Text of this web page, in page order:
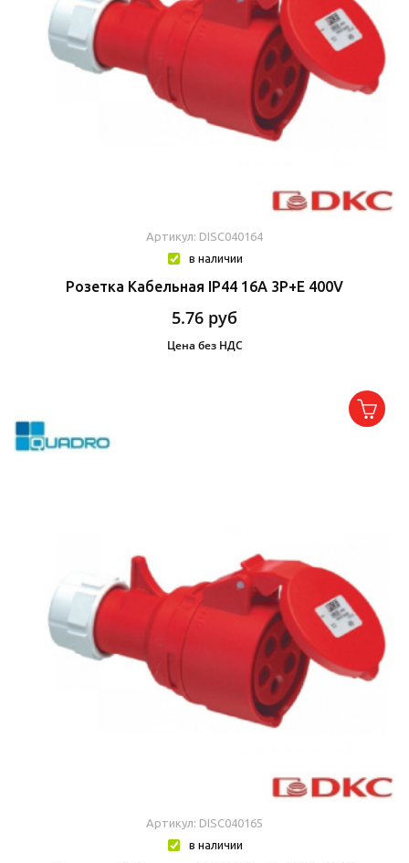
Артикул: DISC040164
в наличии
Розетка Кабельная IP44 16A 3P+E 400V
5.76 руб
Цена без НДС
Артикул: DISC040165
в наличии